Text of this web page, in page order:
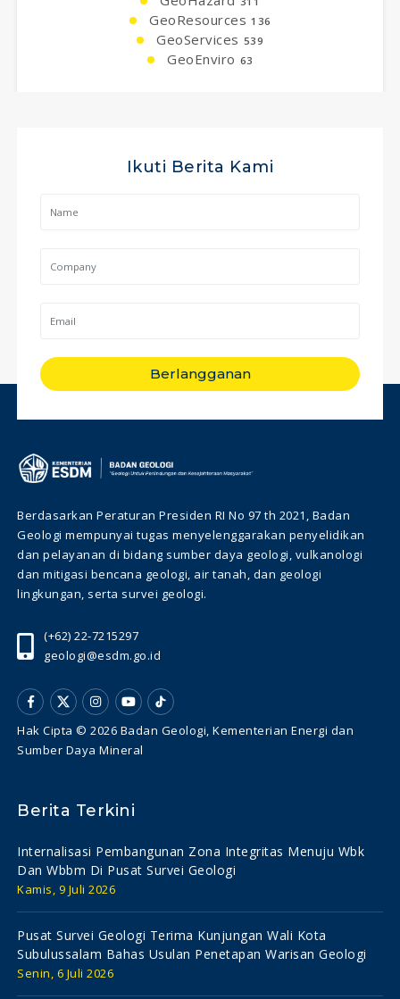
GeoResources 136
GeoServices 539
GeoEnviro 63
Ikuti Berita Kami
Berlangganan
Berdasarkan Peraturan Presiden RI No 97 th 2021, Badan
Geologi mempunyai tugas menyelenggarakan penyelidikan
dan pelayanan di bidang sumber daya geologi, vulkanologi
dan mitigasi bencana geologi, air tanah, dan geologi
lingkungan, serta survei geologi.
(+62) 22-7215297
geologi@esdm.go.id
Hak Cipta © 2026 Badan Geologi, Kementerian Energi dan
Sumber Daya Mineral
Berita Terkini
Internalisasi Pembangunan Zona Integritas Menuju Wbk
Dan Wbbm Di Pusat Survei Geologi
Kamis, 9 Juli 2026
Pusat Survei Geologi Terima Kunjungan Wali Kota
Subulussalam Bahas Usulan Penetapan Warisan Geologi
Senin, 6 Juli 2026